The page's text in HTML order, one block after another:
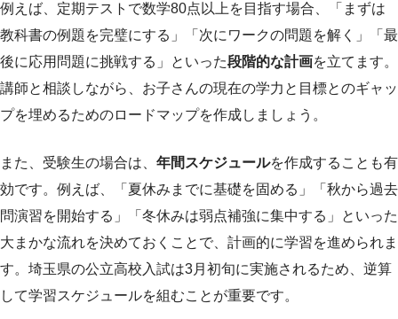
例えば、定期テストで数学80点以上を目指す場合、「まずは
教科書の例題を完璧にする」「次にワークの問題を解く」「最
後に応用問題に挑戦する」といった段階的な計画を立てます。
講師と相談しながら、お子さんの現在の学力と目標とのギャッ
プを埋めるためのロードマップを作成しましょう。
また、受験生の場合は、 年間スケジュールを作成することも有
効です。例えば、「夏休みまでに基礎を固める」「秋から過去
問演習を開始する」「冬休みは弱点補強に集中する」といった
大まかな流れを決めておくことで、計画的に学習を進められま
す。埼玉県の公立高校入試は3月初旬に実施されるため、逆算
して学習スケジュールを組むことが重要です。